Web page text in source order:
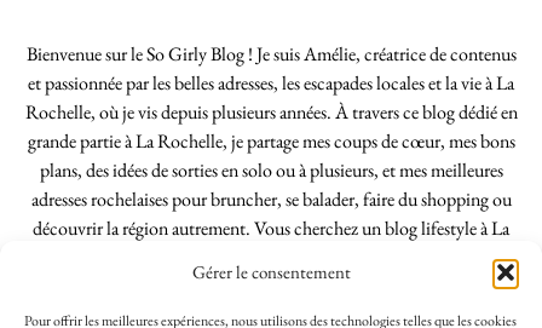
Gérer le consentement
Pour offrir les meilleures expériences, nous utilisons des technologies telles que les cookies
Bienvenue sur le So Girly Blog ! Je suis Amélie, créatrice de contenus
et passionnée par les belles adresses, les escapades locales et la vie à La
Rochelle, où je vis depuis plusieurs années. À travers ce blog dédié en
grande partie à La Rochelle, je partage mes coups de cœur, mes bons
plans, des idées de sorties en solo ou à plusieurs, et mes meilleures
adresses rochelaises pour bruncher, se balader, faire du shopping ou
découvrir la région autrement. Vous cherchez un blog lifestyle à La
Rochelle, tenu par une locale ? Vous êtes au bon endroit. Que vous
soyez Rochelais·e ou de passage dans notre belle ville, j’espère que mes
articles vous aideront à profiter de La Rochelle comme un·e vrai·e